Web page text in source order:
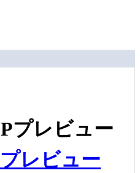
プレビュー
レビュー